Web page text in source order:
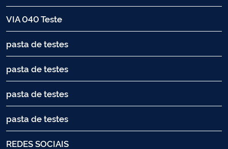
VIA 040 Teste
pasta de testes
pasta de testes
pasta de testes
pasta de testes
REDES SOCIAIS